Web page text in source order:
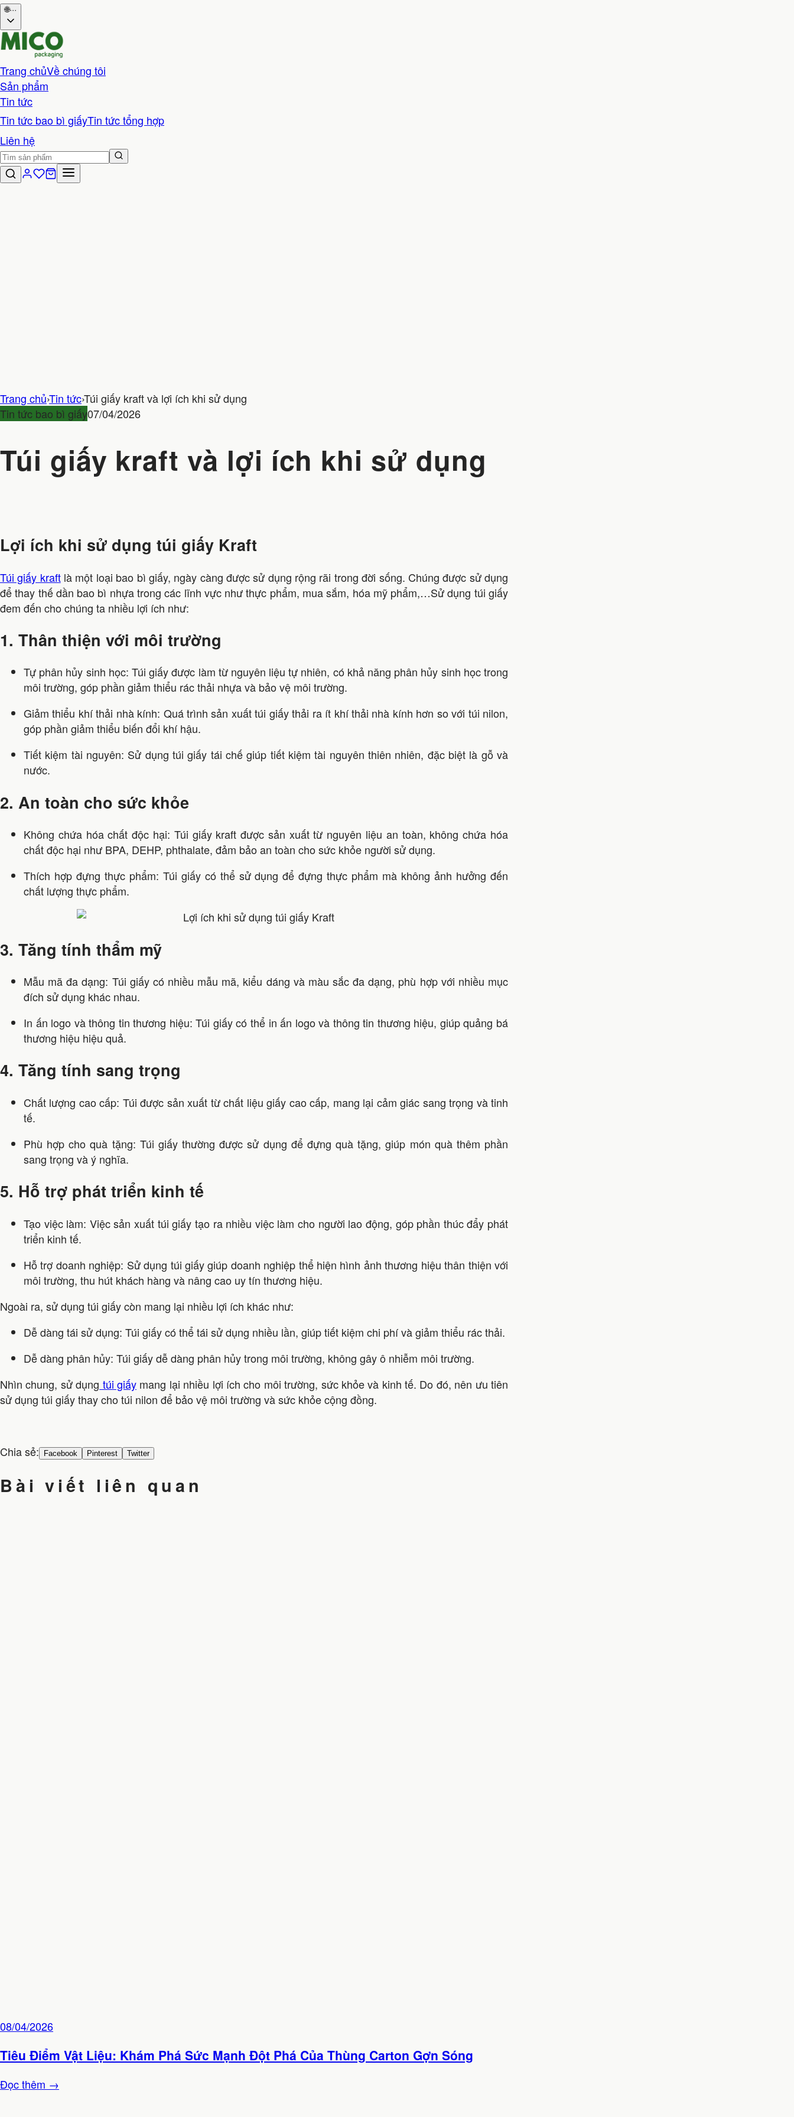
🌐···
Trang chủVề chúng tôi
Sản phẩm
Tin tức
Tin tức bao bì giấyTin tức tổng hợp
Liên hệ
Trang chủ›Tin tức›Túi giấy kraft và lợi ích khi sử dụng
Tin tức bao bì giấy07/04/2026
Túi giấy kraft và lợi ích khi sử dụng
Lợi ích khi sử dụng túi giấy Kraft
Túi giấy kraftlà một loại bao bì giấy, ngày càng được sử dụng rộng rãi trong đời sống. Chúng được sử dụng
để thay thế dần bao bì nhựa trong các lĩnh vực như thực phẩm, mua sắm, hóa mỹ phẩm,…Sử dụng túi giấy
đem đến cho chúng ta nhiều lợi ích như:
1. Thân thiện với môi trường
Tự phân hủy sinh học: Túi giấy được làm từ nguyên liệu tự nhiên, có khả năng phân hủy sinh học trong
môi trường, góp phần giảm thiểu rác thải nhựa và bảo vệ môi trường.
Giảm thiểu khí thải nhà kính: Quá trình sản xuất túi giấy thải ra ít khí thải nhà kính hơn so với túi nilon,
góp phần giảm thiểu biến đổi khí hậu.
Tiết kiệm tài nguyên: Sử dụng túi giấy tái chế giúp tiết kiệm tài nguyên thiên nhiên, đặc biệt là gỗ và
nước.
2. An toàn cho sức khỏe
Không chứa hóa chất độc hại: Túi giấy kraft được sản xuất từ nguyên liệu an toàn, không chứa hóa
chất độc hại như BPA, DEHP, phthalate, đảm bảo an toàn cho sức khỏe người sử dụng.
Thích hợp đựng thực phẩm: Túi giấy có thể sử dụng để đựng thực phẩm mà không ảnh hưởng đến
chất lượng thực phẩm.
3. Tăng tính thẩm mỹ
Mẫu mã đa dạng: Túi giấy có nhiều mẫu mã, kiểu dáng và màu sắc đa dạng, phù hợp với nhiều mục
đích sử dụng khác nhau.
In ấn logo và thông tin thương hiệu: Túi giấy có thể in ấn logo và thông tin thương hiệu, giúp quảng bá
thương hiệu hiệu quả.
4. Tăng tính sang trọng
Chất lượng cao cấp: Túi được sản xuất từ chất liệu giấy cao cấp, mang lại cảm giác sang trọng và tinh
tế.
Phù hợp cho quà tặng: Túi giấy thường được sử dụng để đựng quà tặng, giúp món quà thêm phần
sang trọng và ý nghĩa.
5. Hỗ trợ phát triển kinh tế
Tạo việc làm: Việc sản xuất túi giấy tạo ra nhiều việc làm cho người lao động, góp phần thúc đẩy phát
triển kinh tế.
Hỗ trợ doanh nghiệp: Sử dụng túi giấy giúp doanh nghiệp thể hiện hình ảnh thương hiệu thân thiện với
môi trường, thu hút khách hàng và nâng cao uy tín thương hiệu.
Ngoài ra, sử dụng túi giấy còn mang lại nhiều lợi ích khác như:
Dễ dàng tái sử dụng: Túi giấy có thể tái sử dụng nhiều lần, giúp tiết kiệm chi phí và giảm thiểu rác thải.
Dễ dàng phân hủy: Túi giấy dễ dàng phân hủy trong môi trường, không gây ô nhiễm môi trường.
Nhìn chung, sử dụng túi giấymang lại nhiều lợi ích cho môi trường, sức khỏe và kinh tế. Do đó, nên ưu tiên
sử dụng túi giấy thay cho túi nilon để bảo vệ môi trường và sức khỏe cộng đồng.
Chia sẻ: Facebook Pinterest Twitter
Bài viết liên quan
08/04/2026
Tiêu Điểm Vật Liệu: Khám Phá Sức Mạnh Đột Phá Của Thùng Carton Gợn Sóng
Đọc thêm →